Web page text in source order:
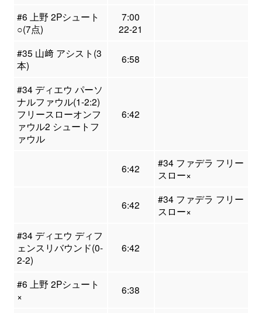
#6 上野 2Pシュート
○(7点)
7:00
22-21
#35 山﨑 アシスト(3
本)
6:58
#34 ディエウ パーソ
ナルファウル(1-2:2)
フリースローオンフ
ァウル2 シュートフ
ァウル
6:42
6:42
#34 ファデラ フリー
スロー×
6:42
#34 ファデラ フリー
スロー×
#34 ディエウ ディフ
ェンスリバウンド(0-
2-2)
6:42
#6 上野 2Pシュート
×
6:38